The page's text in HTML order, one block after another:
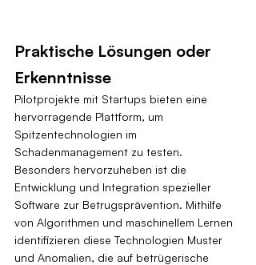
Praktische Lösungen oder
Erkenntnisse
Pilotprojekte mit Startups bieten eine
hervorragende Plattform, um
Spitzentechnologien im
Schadenmanagement zu testen.
Besonders hervorzuheben ist die
Entwicklung und Integration spezieller
Software zur Betrugsprävention. Mithilfe
von Algorithmen und maschinellem Lernen
identifizieren diese Technologien Muster
und Anomalien, die auf betrügerische